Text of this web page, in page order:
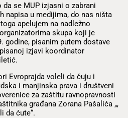
da se MUP izjasni o zabrani
napisa u medijima, do nas ništa
apelujem na nadležno
skupa koji je
godine, pisanim putem dostave
izjavi koordinator
Evroprajda voleli da čuju i
i manjinska prava i društveni
za zaštitu ravnopravnosti
građana Zorana Pašalića „,
da ćute“.